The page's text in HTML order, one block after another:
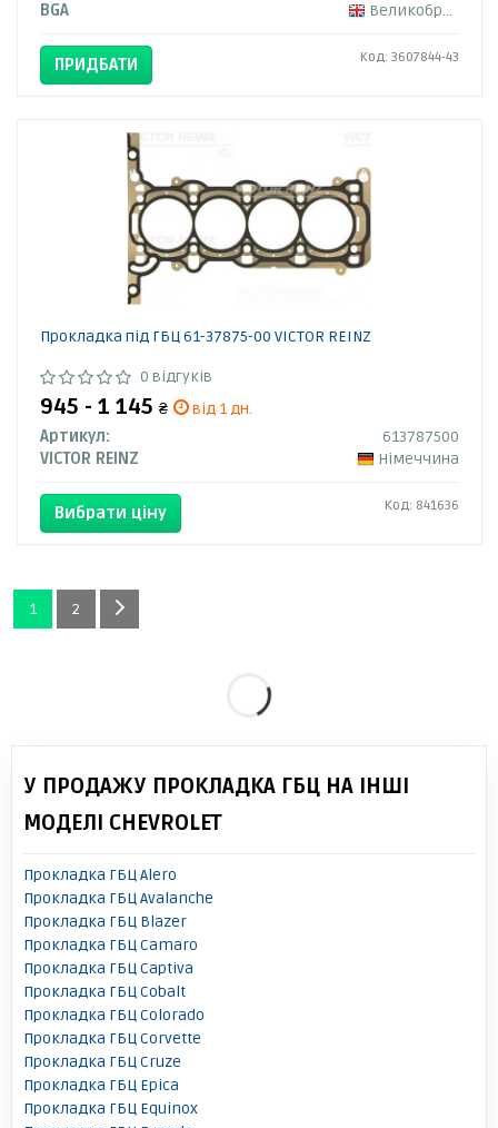
BGA
Великобританія
ПРИДБАТИ Код: 3607844-43
Прокладка під ГБЦ 61-37875-00 VICTOR REINZ
0 відгуків
945 - 1 145 ₴
від 1 дн.
Артикул:
613787500
VICTOR REINZ
Німеччина
Вибрати ціну Код: 841636
1 2
У ПРОДАЖУ ПРОКЛАДКА ГБЦ НА ІНШІ
МОДЕЛІ CHEVROLET
Прокладка ГБЦ Alero
Прокладка ГБЦ Avalanche
Прокладка ГБЦ Blazer
Прокладка ГБЦ Camaro
Прокладка ГБЦ Captiva
Прокладка ГБЦ Cobalt
Прокладка ГБЦ Colorado
Прокладка ГБЦ Corvette
Прокладка ГБЦ Cruze
Прокладка ГБЦ Epica
Прокладка ГБЦ Equinox